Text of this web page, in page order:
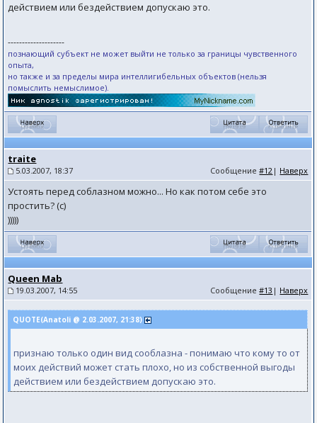
действием или бездействием допускаю это.
--------------------
познающий субъект не может выйти не только за границы чувственного
опыта,
но также и за пределы мира интеллигибельных объектов (нельзя
помыслить немыслимое).
traite
5.03.2007, 18:37 Сообщение#12 | Наверх
Устоять перед соблазном можно... Но как потом себе это
простить? (с)
)))))
Queen Mab
19.03.2007, 14:55 Сообщение#13 | Наверх
QUOTE(Anatoli @ 2.03.2007, 21:38)
признаю только один вид сооблазна - понимаю что кому то от
моих действий может стать плохо, но из собственной выгоды
действием или бездействием допускаю это.